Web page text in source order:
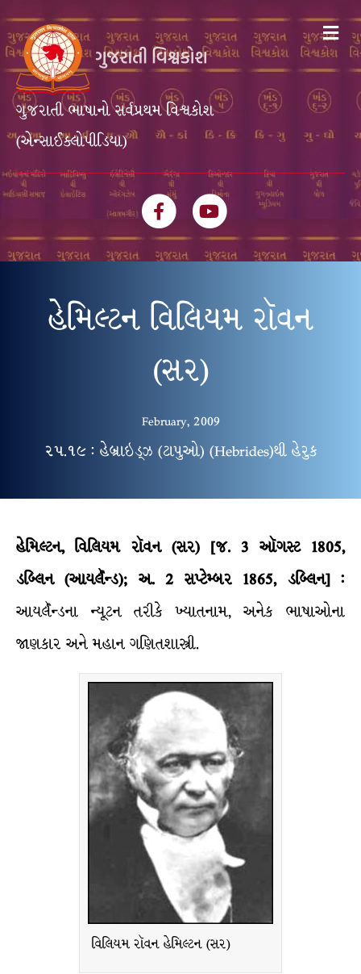
ગુજરાતી ભાષાનો સર્વપ્રથમ વિશ્વકોશ
(એન્સાઈક્લોપીડિયા)
FacebookYoutube
હેમિલ્ટન વિલિયમ રૉવન
(સર)
February, 2009
૨૫.૧૯ : હેબ્રાઇડ્ઝ (ટાપુઓ) (Hebrides)થી હેરુક
હેમિલ્ટન, વિલિયમ રૉવન (સર) [જ. 3 ઑગસ્ટ 1805,
ડબ્લિન (આયર્લૅન્ડ); અ. 2 સપ્ટેમ્બર 1865, ડબ્લિન] :
આયર્લૅન્ડના ન્યૂટન તરીકે ખ્યાતનામ, અનેક ભાષાઓના
જાણકાર અને મહાન ગણિતશાસ્ત્રી.
વિલિયમ રૉવન હેમિલ્ટન (સર)